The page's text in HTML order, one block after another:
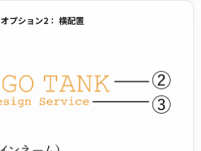
オプション2： 横配置